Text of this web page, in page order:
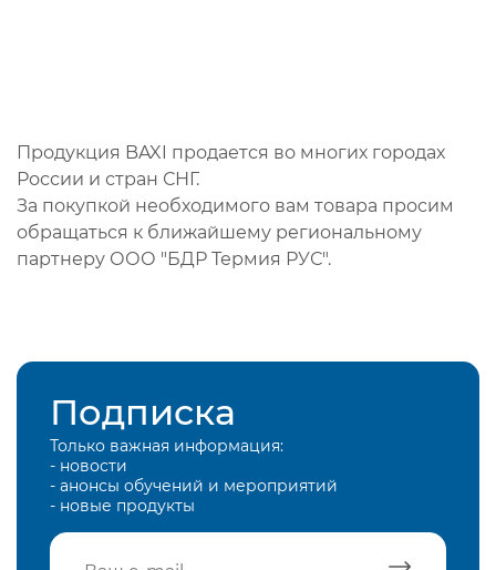
Продукция BAXI продается во многих городах
России и стран СНГ.
За покупкой необходимого вам товара просим
обращаться к ближайшему региональному
партнеру ООО "БДР Термия РУС".
Подписка
Только важная информация:
- новости
- анонсы обучений и мероприятий
- новые продукты